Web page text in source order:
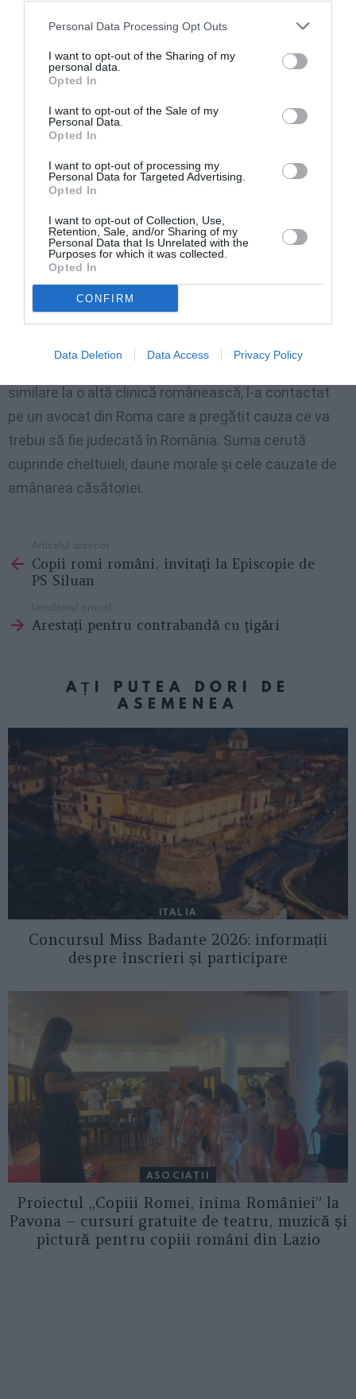
Personal Data Processing Opt Outs
I want to opt-out of the Sharing of my
personal data.
Opted In
I want to opt-out of the Sale of my
Personal Data.
Opted In
I want to opt-out of processing my
Personal Data for Targeted Advertising.
Opted In
I want to opt-out of Collection, Use,
Retention, Sale, and/or Sharing of my
Personal Data that Is Unrelated with the
Purposes for which it was collected.
Opted In
CONFIRM
Data Deletion Data Access Privacy Policy
Monica nu a mai reuşit să-şi alăpteze fiul şi,
disperată, a decis să amâne o nuntă organizată deja
(cu 90 de invitaţi, restaurant rezervat).
"Am intrat în depresie, nu mă simt stăpână pe corpul
meu. M-am gândit şi la sinucidere şi am început să
merg la un terapeut de două ori pe săptămână".
Contactând din nou clinica, a explicat că intervenţia
nu se mai putea amâna. După ce a explicat problema,
însă, medicii i-au spus că acel tip de intervenţie nu
mai era cuprins în garanţie şi că trebuia să
plătească. Descurajată, Monica s-a înscris pe lista de
aşteptare a unui chirurg venet, care i-a sugerat
refacerea intervenţiei de la zero. În acel moment, la
similare la o altă clinică românească, l-a contactat
pe un avocat din Roma care a pregătit cauza ce va
trebui să fie judecată în România. Suma cerută
cuprinde cheltuieli, daune morale şi cele cauzate de
amânarea căsătoriei.
more
Articolul anterior
Copii romi români, invitaţi la Episcopie de
PS Siluan
Următorul articol
Arestaţi pentru contrabandă cu ţigări
AȚI PUTEA DORI DE
ASEMENEA
ITALIA
Concursul Miss Badante 2026: informații
despre înscrieri și participare
ASOCIAŢII
Proiectul „Copiii Romei, inima României” la
Pavona – cursuri gratuite de teatru, muzică și
pictură pentru copiii români din Lazio